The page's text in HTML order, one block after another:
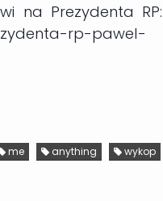
na Prezydenta RP:
rp-pawel-
me anything wykop